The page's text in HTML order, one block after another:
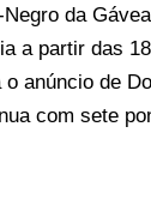
da
a partir das
anúncio de
com sete